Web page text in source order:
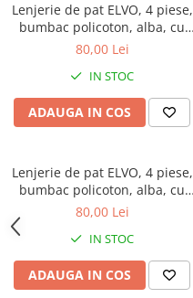
Lenjerie de pat ELVO, 4 piese,
bumbac policoton, alba, cu
flori mov
80,00 Lei
IN STOC
ADAUGA IN COS
Lenjerie de pat ELVO, 4 piese,
bumbac policoton, alba, cu
flori roz
80,00 Lei
IN STOC
ADAUGA IN COS